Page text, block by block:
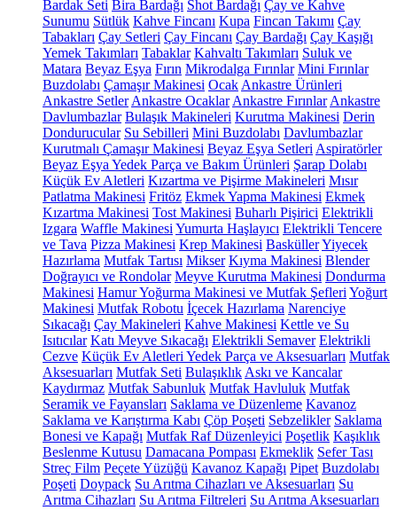
Bardak Seti Bira Bardağı Shot Bardağı Çay ve Kahve
Sunumu Sütlük Kahve Fincanı Kupa Fincan Takımı Çay
Tabakları Çay Setleri Çay Fincanı Çay Bardağı Çay Kaşığı
Yemek Takımları Tabaklar Kahvaltı Takımları Suluk ve
Matara Beyaz Eşya Fırın Mikrodalga Fırınlar Mini Fırınlar
Buzdolabı Çamaşır Makinesi Ocak Ankastre Ürünleri
Ankastre Setler Ankastre Ocaklar Ankastre Fırınlar Ankastre
Davlumbazlar Bulaşık Makineleri Kurutma Makinesi Derin
Dondurucular Su Sebilleri Mini Buzdolabı Davlumbazlar
Kurutmalı Çamaşır Makinesi Beyaz Eşya Setleri Aspiratörler
Beyaz Eşya Yedek Parça ve Bakım Ürünleri Şarap Dolabı
Küçük Ev Aletleri Kızartma ve Pişirme Makineleri Mısır
Patlatma Makinesi Fritöz Ekmek Yapma Makinesi Ekmek
Kızartma Makinesi Tost Makinesi Buharlı Pişirici Elektrikli
Izgara Waffle Makinesi Yumurta Haşlayıcı Elektrikli Tencere
ve Tava Pizza Makinesi Krep Makinesi BasküllerYiyecek
Hazırlama Mutfak Tartısı Mikser Kıyma Makinesi Blender
Doğrayıcı ve Rondolar Meyve Kurutma Makinesi Dondurma
Makinesi Hamur Yoğurma Makinesi ve Mutfak Şefleri Yoğurt
Makinesi Mutfak Robotu İçecek Hazırlama Narenciye
Sıkacağı Çay Makineleri Kahve Makinesi Kettle ve Su
Isıtıcılar Katı Meyve Sıkacağı Elektrikli Semaver Elektrikli
Cezve Küçük Ev Aletleri Yedek Parça ve Aksesuarları Mutfak
Aksesuarları Mutfak Seti Bulaşıklık Askı ve Kancalar
Kaydırmaz Mutfak Sabunluk Mutfak Havluluk Mutfak
Seramik ve Fayansları Saklama ve Düzenleme Kavanoz
Saklama ve Karıştırma Kabı Çöp Poşeti Sebzelikler Saklama
Bonesi ve Kapağı Mutfak Raf Düzenleyici Poşetlik Kaşıklık
Beslenme Kutusu Damacana Pompası Ekmeklik Sefer Tası
Streç Film Peçete Yüzüğü Kavanoz Kapağı Pipet Buzdolabı
Poşeti Doypack Su Arıtma Cihazları ve Aksesuarları Su
Arıtma Cihazları Su Arıtma Filtreleri Su Arıtma Aksesuarları